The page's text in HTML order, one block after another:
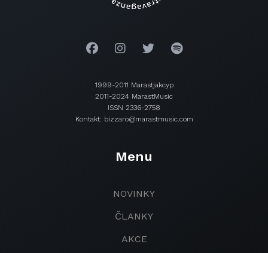
1999-2011 Marastjakcyp
2011-2024 MarastMusic
ISSN 2336-2758
Kontakt: bizzaro@marastmusic.com
Menu
NOVINKY
ČLANKY
AKCE